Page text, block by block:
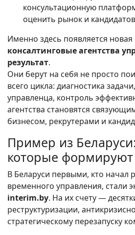
консультационную
оценить рынок и
Именно здесь появляется
консалтинговые агентства
результат.
Они берут на себя не просто
всего цикла: диагностика
управленца, контроль
агентства становятся
бизнесом, рекрутерами и
Пример из
которые
В Беларуси первыми, кто начал
временного управления, стали
interim.by. На их счету —
реструктуризации,
стратегическому перезапуску